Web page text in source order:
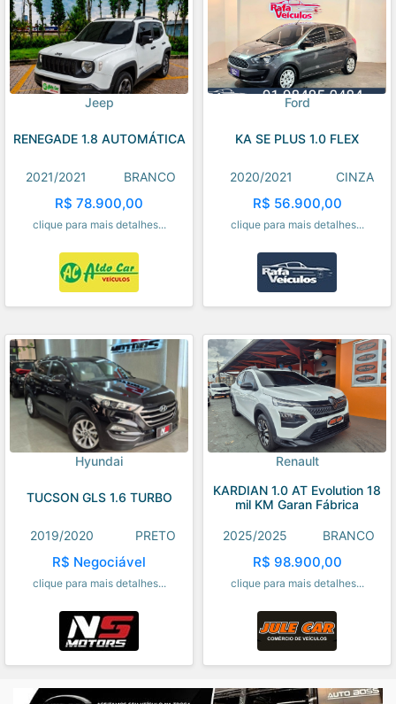
Jeep
RENEGADE 1.8 AUTOMÁTICA
2021/2021 BRANCO
R$ 78.900,00
clique para mais detalhes...
Ford
KA SE PLUS 1.0 FLEX
2020/2021 CINZA
R$ 56.900,00
clique para mais detalhes...
Hyundai
TUCSON GLS 1.6 TURBO
2019/2020 PRETO
R$ Negociável
clique para mais detalhes...
Renault
KARDIAN 1.0 AT Evolution 18
mil KM Garan Fábrica
2025/2025 BRANCO
R$ 98.900,00
clique para mais detalhes...